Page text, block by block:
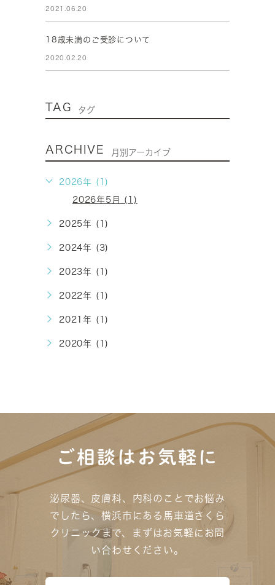
2021.06.20
18歳未満のご受診について
2020.02.20
TAG タグ
ARCHIVE 月別アーカイブ
2026年 (1)
2026年5月 (1)
2025年 (1)
2024年 (3)
2023年 (1)
2022年 (1)
2021年 (1)
2020年 (1)
ご相談はお気軽に
泌尿器、皮膚科、内科のことでお悩み
でしたら、横浜市にある馬車道さくら
クリニックまで、
まずはお気軽にお問
い合わせください。